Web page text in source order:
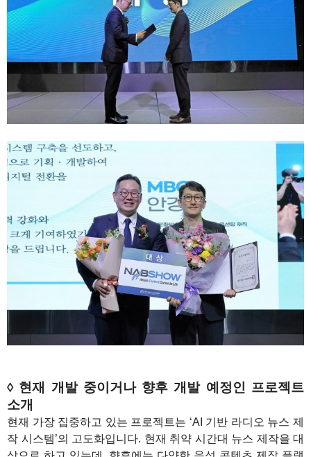
◊ 현재 개발 중이거나 향후 개발 예정인 프로젝트
소개
현재 가장 집중하고 있는 프로젝트는 ‘AI 기반 라디오 뉴스 제
작 시스템’의 고도화입니다. 현재 취약 시간대 뉴스 제작을 대